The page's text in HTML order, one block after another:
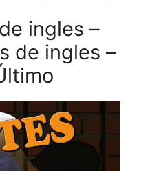
ingles –
de ingles –